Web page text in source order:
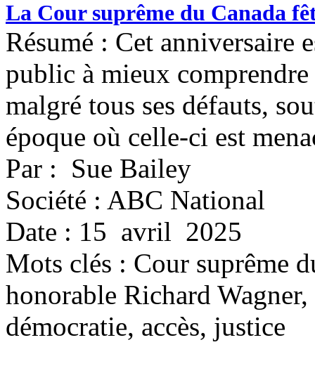
La Cour suprême du Canada
Résumé : Cet anniversaire
public à mieux
malgré tous ses défauts,
époque où celle-ci est
Par : Sue Bailey
Société : ABC National
Date : 15 avril 2025
Mots clés : Cour suprême
honorable Richard
démocratie, accès, justice